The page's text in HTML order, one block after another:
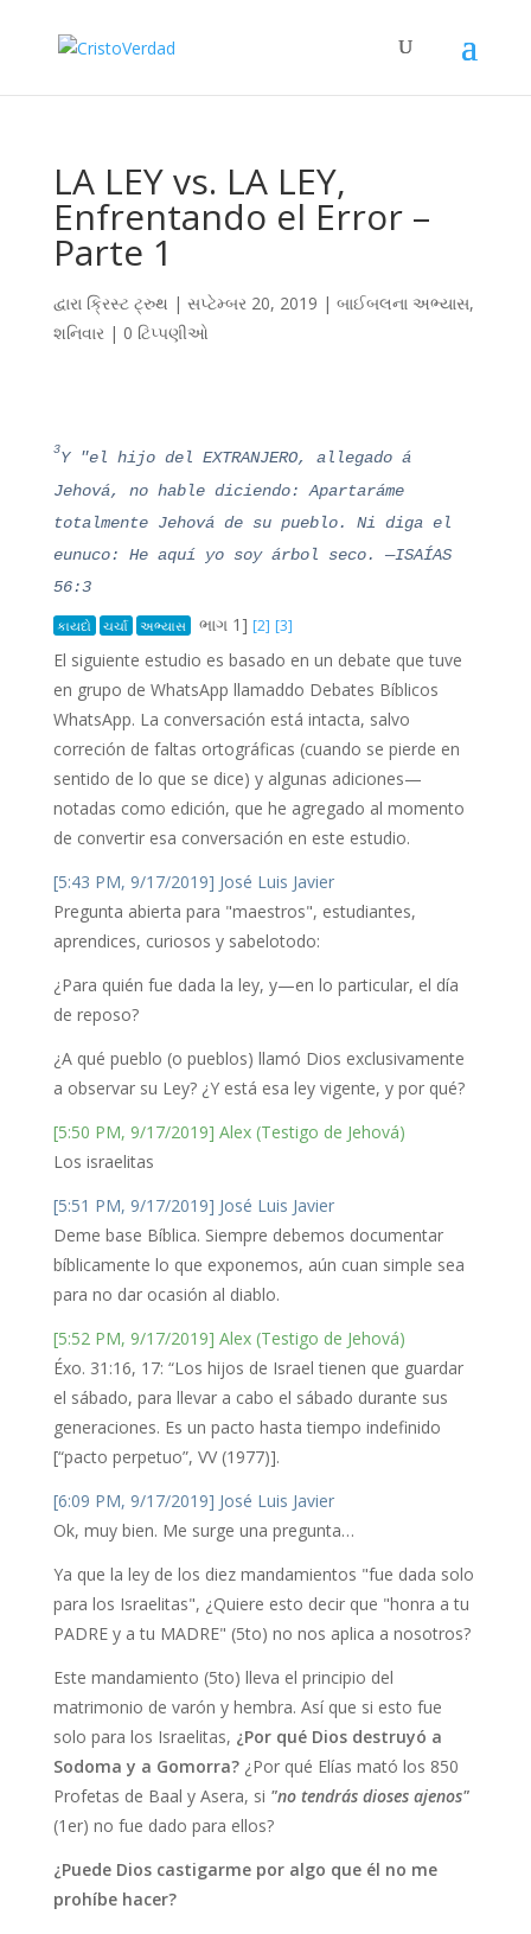
LA LEY vs. LA LEY,
Enfrentando el Error –
Parte 1
દ્વારા ક્રિસ્ટ ટ્રુથ | સપ્ટેમ્બર 20, 2019 | બાઈબલના અભ્યાસ,
શનિવાર| 0 ટિપ્પણીઓ
3Y "el hijo del EXTRANJERO, allegado á
Jehová, no hable diciendo: Apartaráme
totalmente Jehová de su pueblo. Ni diga el
eunuco: He aquí yo soy árbol seco.
—ISAÍAS
56:3
કાયદો ચર્ચા અભ્યાસ ભાગ 1] [2] [3]
El siguiente estudio es basado en un debate que tuve
en grupo de WhatsApp llamaddo Debates Bíblicos
WhatsApp. La conversación está intacta, salvo
correción de faltas ortográficas (cuando se pierde en
sentido de lo que se dice) y algunas adiciones—
notadas como edición, que he agregado al momento
de convertir esa conversación en este estudio.
[5:43 PM, 9/17/2019] José Luis Javier
Pregunta abierta para "maestros", estudiantes,
aprendices, curiosos y sabelotodo:
¿Para quién fue dada la ley, y—en lo particular, el día
de reposo?
¿A qué pueblo (o pueblos) llamó Dios exclusivamente
a observar su Ley? ¿Y está esa ley vigente, y por qué?
[5:50 PM, 9/17/2019] Alex (Testigo de Jehová)
Los israelitas
[5:51 PM, 9/17/2019] José Luis Javier
Deme base Bíblica. Siempre debemos documentar
bíblicamente lo que exponemos, aún cuan simple sea
para no dar ocasión al diablo.
[5:52 PM, 9/17/2019] Alex (Testigo de Jehová)
Éxo. 31:16, 17: “Los hijos de Israel tienen que guardar
el sábado, para llevar a cabo el sábado durante sus
generaciones. Es un pacto hasta tiempo indefinido
[“pacto perpetuo”, VV (1977)].
[6:09 PM, 9/17/2019] José Luis Javier
Ok, muy bien. Me surge una pregunta…
Ya que la ley de los diez mandamientos "fue dada solo
para los Israelitas", ¿Quiere esto decir que "honra a tu
PADRE y a tu MADRE" (5to) no nos aplica a nosotros?
Este mandamiento (5to) lleva el principio del
matrimonio de varón y hembra. Así que si esto fue
solo para los Israelitas, ¿Por qué Dios destruyó a
Sodoma y a Gomorra?¿Por qué Elías mató los 850
Profetas de Baal y Asera, si "no tendrás dioses ajenos"
(1er) no fue dado para ellos?
¿Puede Dios castigarme por algo que él no me
prohíbe hacer?